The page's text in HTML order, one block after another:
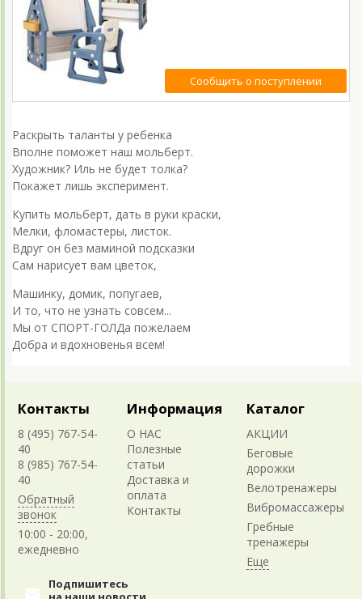
Сообщить о поступлении
Раскрыть таланты у ребенка
Вполне поможет наш мольберт.
Художник? Иль не будет толка?
Покажет лишь эксперимент.
Купить мольберт, дать в руки краски,
Мелки, фломастеры, листок.
Вдруг он без маминой подсказки
Сам нарисует вам цветок,
Машинку, домик, попугаев,
И то, что не узнать совсем...
Мы от СПОРТ-ГОЛДа пожелаем
Добра и вдохновенья всем!
Контакты
8 (495) 767-54-
40
8 (985) 767-54-
40
Обратный
звонок
10:00 - 20:00,
ежедневно
Информация
О НАС
Полезные
статьи
Доставка и
оплата
Контакты
Каталог
АКЦИИ
Беговые
дорожки
Велотренажеры
Вибромассажеры
Гребные
тренажеры
Подпишитесь